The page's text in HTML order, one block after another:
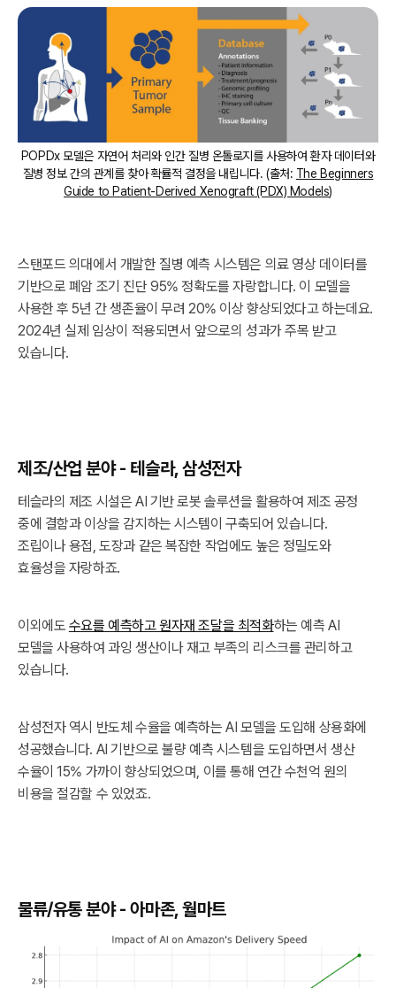
POPDx 모델은 자연어 처리와 인간 질병 온톨로지를 사용하여 환자 데이터와
질병 정보 간의 관계를 찾아 확률적 결정을 내립니다. (출처: The Beginners
Guide to Patient-Derived Xenograft (PDX) Models)
스탠포드 의대에서 개발한 질병 예측 시스템은 의료 영상 데이터를
기반으로 폐암 조기 진단 95% 정확도를 자랑합니다. 이 모델을
사용한 후 5년 간 생존율이 무려 20% 이상 향상되었다고 하는데요.
2024년 실제 임상이 적용되면서 앞으로의 성과가 주목 받고
있습니다.
제조/산업 분야 - 테슬라, 삼성전자
테슬라의 제조 시설은 AI 기반 로봇 솔루션을 활용하여 제조 공정
중에 결함과 이상을 감지하는 시스템이 구축되어 있습니다.
조립이나 용접, 도장과 같은 복잡한 작업에도 높은 정밀도와
효율성을 자랑하죠.
이외에도 수요를 예측하고 원자재 조달을 최적화하는 예측 AI
모델을 사용하여 과잉 생산이나 재고 부족의 리스크를 관리하고
있습니다.
삼성전자 역시 반도체 수율을 예측하는 AI 모델을 도입해 상용화에
성공했습니다. AI 기반으로 불량 예측 시스템을 도입하면서 생산
수율이 15% 가까이 향상되었으며, 이를 통해 연간 수천억 원의
비용을 절감할 수 있었죠.
물류/유통 분야 - 아마존, 월마트